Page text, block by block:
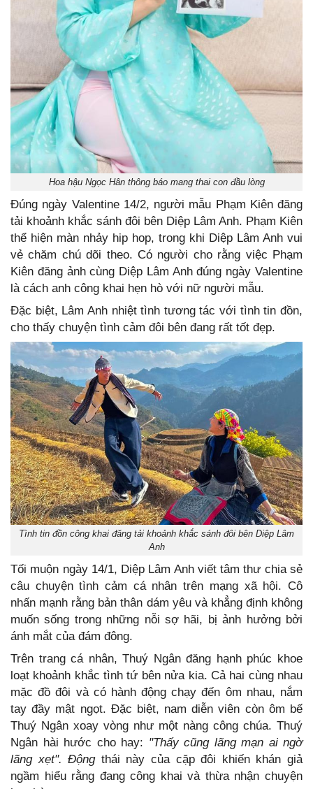
Hoa hậu Ngọc Hân thông báo mang thai con đầu lòng
Đúng ngày Valentine 14/2, người mẫu Phạm Kiên đăng
tải khoảnh khắc sánh đôi bên Diệp Lâm Anh. Phạm Kiên
thể hiện màn nhảy hip hop, trong khi Diệp Lâm Anh vui
vẻ chăm chú dõi theo. Có người cho rằng việc Phạm
Kiên đăng ảnh cùng Diệp Lâm Anh đúng ngày Valentine
là cách anh công khai hẹn hò với nữ người mẫu.
Đặc biệt, Lâm Anh nhiệt tình tương tác với tình tin đồn,
cho thấy chuyện tình cảm đôi bên đang rất tốt đẹp.
Tình tin đồn công khai đăng tải khoảnh khắc sánh đôi bên Diệp Lâm
Anh
Tối muộn ngày 14/1, Diệp Lâm Anh viết tâm thư chia sẻ
câu chuyện tình cảm cá nhân trên mạng xã hội. Cô
nhấn mạnh rằng bản thân dám yêu và khẳng định không
muốn sống trong những nỗi sợ hãi, bị ảnh hưởng bởi
ánh mắt của đám đông.
Trên trang cá nhân, Thuý Ngân đăng hạnh phúc khoe
loạt khoảnh khắc tình tứ bên nửa kia. Cả hai cùng nhau
mặc đồ đôi và có hành động chạy đến ôm nhau, nắm
tay đầy mật ngọt. Đặc biệt, nam diễn viên còn ôm bế
Thuý Ngân xoay vòng như một nàng công chúa. Thuý
Ngân hài hước cho hay: "Thấy cũng lãng mạn ai ngờ
lãng xẹt". Độngthái này của cặp đôi khiến khán giả
ngầm hiểu rằng đang công khai và thừa nhận chuyện